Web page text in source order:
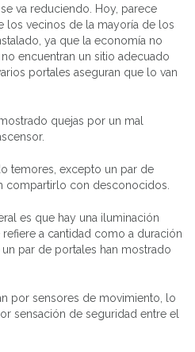
va reduciendo. Hoy, parece
los vecinos de la mayoría de los
ya que la economía no
encuentran un sitio adecuado
portales aseguran que lo van
quejas por un mal
temores, excepto un par de
compartirlo con desconocidos.
es que hay una iluminación
a cantidad como a duración
par de portales han mostrado
por sensores de movimiento, lo
sensación de seguridad entre el